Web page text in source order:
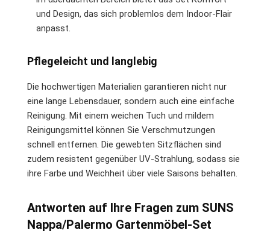
und Design, das sich problemlos dem Indoor-Flair
anpasst.
Pflegeleicht und langlebig
Die hochwertigen Materialien garantieren nicht nur
eine lange Lebensdauer, sondern auch eine einfache
Reinigung. Mit einem weichen Tuch und mildem
Reinigungsmittel können Sie Verschmutzungen
schnell entfernen. Die gewebten Sitzflächen sind
zudem resistent gegenüber UV-Strahlung, sodass sie
ihre Farbe und Weichheit über viele Saisons behalten.
Antworten auf Ihre Fragen zum SUNS
Nappa/Palermo Gartenmöbel-Set